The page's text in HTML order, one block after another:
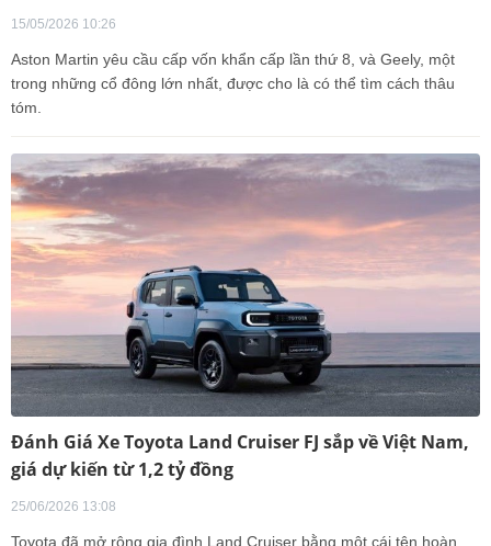
15/05/2026 10:26
Aston Martin yêu cầu cấp vốn khẩn cấp lần thứ 8, và Geely, một
trong những cổ đông lớn nhất, được cho là có thể tìm cách thâu
tóm.
Đánh Giá Xe Toyota Land Cruiser FJ sắp về Việt Nam,
giá dự kiến từ 1,2 tỷ đồng
25/06/2026 13:08
Toyota đã mở rộng gia đình Land Cruiser bằng một cái tên hoàn